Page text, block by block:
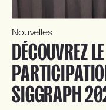
Nouvelles
DÉCOUVREZ
SIGGRAPH